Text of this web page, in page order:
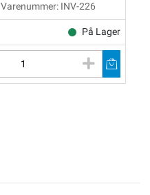
Varenummer: INV-226
På Lager